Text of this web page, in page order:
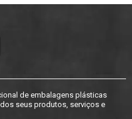
de embalagens plásticas
seus produtos, serviços e